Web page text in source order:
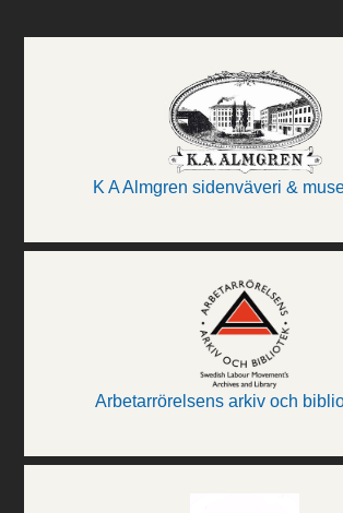
K A Almgren sidenväveri &
Arbetarrörelsens arkiv och